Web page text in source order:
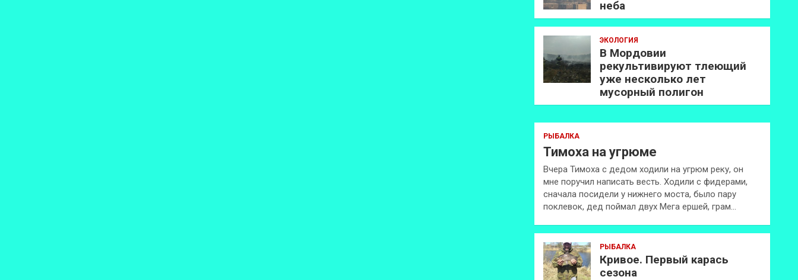
неба
ЭКОЛОГИЯ
В Мордовии
рекультивируют тлеющий
уже несколько лет
мусорный полигон
РЫБАЛКА
Тимоха на угрюме
Вчера Тимоха с дедом ходили на угрюм реку, он
мне поручил написать весть. Ходили с фидерами,
сначала посидели у нижнего моста, было пару
поклевок, дед поймал двух Мега ершей, грам…
РЫБАЛКА
Кривое. Первый карась
сезона